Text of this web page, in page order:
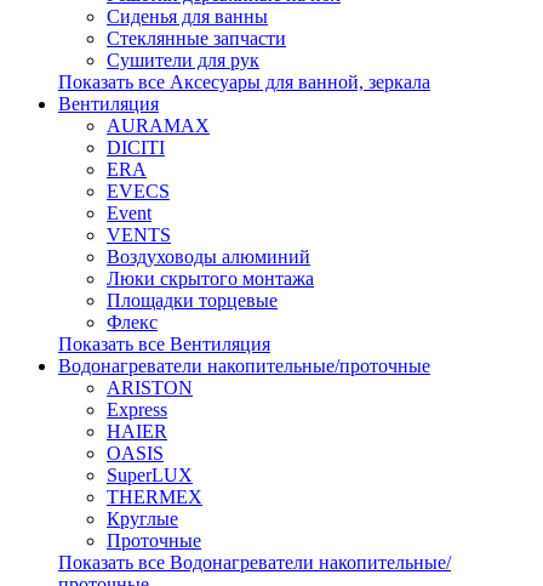
Сиденья для ванны
Стеклянные запчасти
Сушители для рук
Показать все Аксесуары для ванной, зеркала
Вентиляция
AURAMAX
DICITI
ERA
EVECS
Event
VENTS
Воздуховоды алюминий
Люки скрытого монтажа
Площадки торцевые
Флекс
Показать все Вентиляция
Водонагреватели накопительные/проточные
ARISTON
Express
HAIER
OASIS
SuperLUX
THERMEX
Круглые
Проточные
Показать все Водонагреватели накопительные/